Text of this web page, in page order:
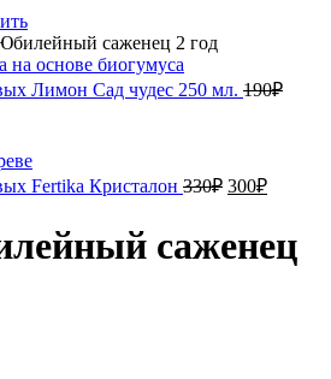
саженец 2 год
Лимон Сад чудес 250 мл. 190₽
Fertika Кристалон 330₽
330₽.
300₽
саженец